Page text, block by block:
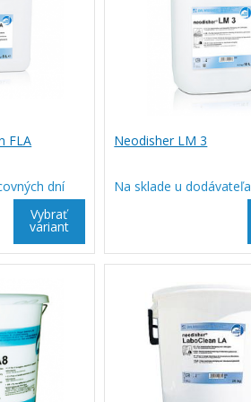
FLA
dní
Vybrať
variant
Neodisher LM 3
Na sklade u dodávateľa